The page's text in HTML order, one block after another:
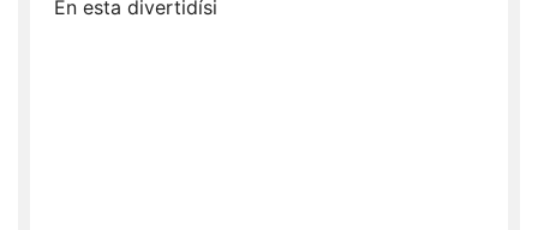
En esta divertidísi